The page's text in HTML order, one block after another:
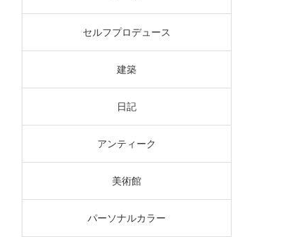
セルフプロデュース
建築
日記
アンティーク
美術館
パーソナルカラー